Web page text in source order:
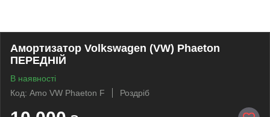
Амортизатор Volkswagen (VW) Phaeton
ПЕРЕДНІЙ
В наявності
Код: Amo VW Phaeton F
Роздріб